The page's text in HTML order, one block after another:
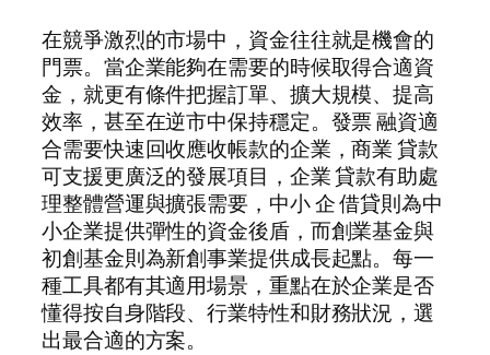
在競爭激烈的市場中，資金往往就是機會的
門票。當企業能夠在需要的時候取得合適資
金，就更有條件把握訂單、擴大規模、提高
效率，甚至在逆市中保持穩定。發票 融資適
合需要快速回收應收帳款的企業，商業 貸款
可支援更廣泛的發展項目，企業 貸款有助處
理整體營運與擴張需要，中小 企 借貸則為中
小企業提供彈性的資金後盾，而創業基金與
初創基金則為新創事業提供成長起點。每一
種工具都有其適用場景，重點在於企業是否
懂得按自身階段、行業特性和財務狀況，選
出最合適的方案。